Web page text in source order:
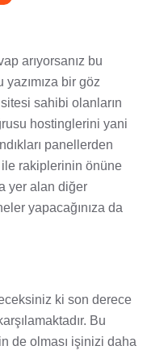
arıyorsanız bu
yazımıza bir göz
sahibi olanların
hostinglerini yani
panellerden
ile rakiplerinin önüne
yer alan diğer
yapacağınıza da
ki son derece
Bu
de olması işinizi daha